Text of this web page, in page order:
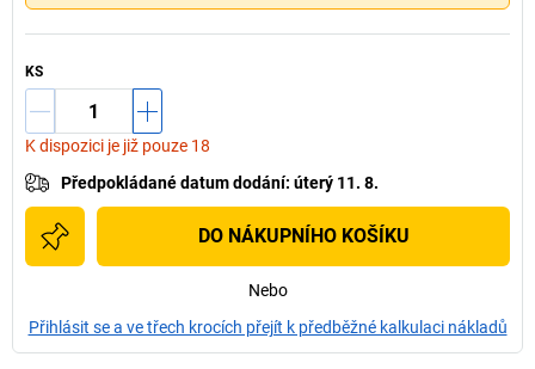
KS
K dispozici je již pouze 18
Předpokládané datum dodání: úterý 11. 8.
DO NÁKUPNÍHO KOŠÍKU
Nebo
Přihlásit se a ve třech krocích přejít k předběžné kalkulaci nákladů